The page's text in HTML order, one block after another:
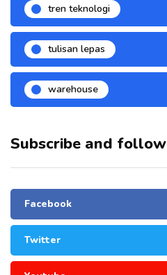
tren teknologi
tulisan lepas
warehouse
Subscribe and follow
Facebook
Twitter